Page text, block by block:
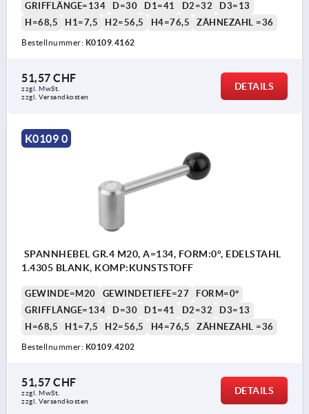
GRIFFLÄNGE=134
D=30 D1=41 D2=32
D3=13
H=68,5
H1=7,5 H2=56,5 H4=76,5 ZÄHNEZAHL =36
Bestellnummer: K0109.4162
51,57 CHF
zzgl. MwSt.
zzgl. Versandkosten
DETAILS
K0109 0
SPANNHEBEL GR.4 M20, A=134, FORM:0°, EDELSTAHL
1.4305 BLANK, KOMP:KUNSTSTOFF
GEWINDE=M20 GEWINDETIEFE=27
FORM=0°
GRIFFLÄNGE=134
D=30 D1=41 D2=32
D3=13
H=68,5
H1=7,5 H2=56,5 H4=76,5 ZÄHNEZAHL =36
Bestellnummer: K0109.4202
51,57 CHF
zzgl. MwSt.
zzgl. Versandkosten
DETAILS